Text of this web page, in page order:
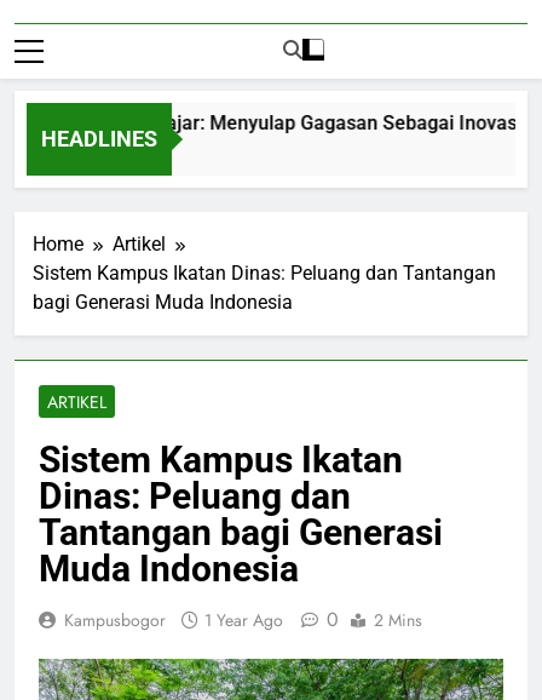
HEADLINES
Pelajar: Menyulap Gagasan Sebagai Inovasi
Ago
Home
Artikel
Sistem Kampus Ikatan Dinas: Peluang dan Tantangan
bagi Generasi Muda Indonesia
ARTIKEL
Sistem Kampus Ikatan
Dinas: Peluang dan
Tantangan bagi Generasi
Muda Indonesia
Kampusbogor 1 Year Ago 0 2 Mins